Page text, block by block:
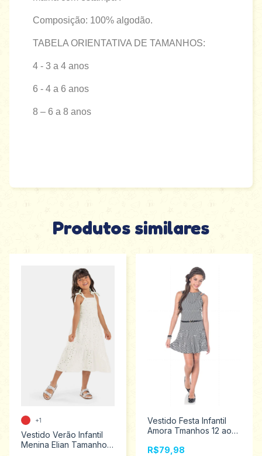
Composição: 100% algodão.
TABELA ORIENTATIVA DE TAMANHOS:
4 - 3 a 4 anos
6 - 4 a 6 anos
8 – 6 a 8 anos
Produtos similares
Vestido Verão Infantil
Menina Elian Tamanhos
+1
Vestido Festa Infantil
Amora Tmanhos 12 ao
R$79,98